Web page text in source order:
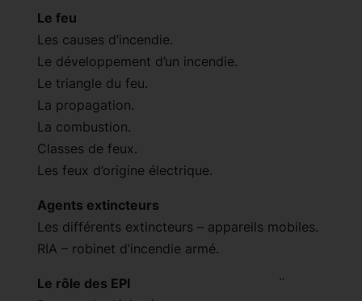
Le feu
Les causes d’incendie.
Le développement d’un incendie.
Le triangle du feu.
La propagation.
La combustion.
Classes de feux.
Les feux d’origine électrique.
Agents extincteurs
Les différents extincteurs – appareils mobiles.
RIA – robinet d’incendie armé.
Le rôle des EPI
¨